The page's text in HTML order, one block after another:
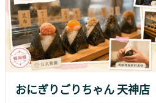
おにぎりごりちゃん 天神店